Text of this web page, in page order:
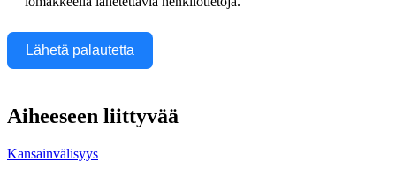
Lähetä palautetta
Aiheeseen liittyvää
Kansainvälisyys